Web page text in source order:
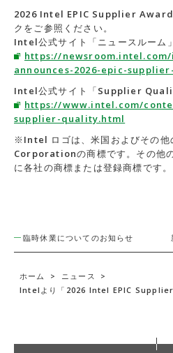
2026 Intel EPIC Supplier Award
クをご参照ください。
Intel公式サイト「ニュースルーム
https://
announces-2026-epic-
Intel公式サイト「Supplier
https://www.intel.com/
supplier-quality.html
※Intel ロゴは、米国およびその
Corporationの商標です。その他
に各社の商標または登録商標です。
臨時休業についてのお知らせ
ホーム > ニュース
>
Intelより「2026 Intel EPIC Supplier